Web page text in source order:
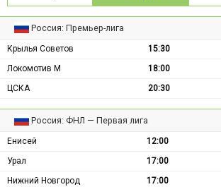
Россия: Премьер-лига
Крылья Советов 15:30
Локомотив М
18:00
ЦСКА
20:30
Россия: ФНЛ — Первая лига
Енисей 12:00
Урал
17:00
Нижний Новгород
17:00